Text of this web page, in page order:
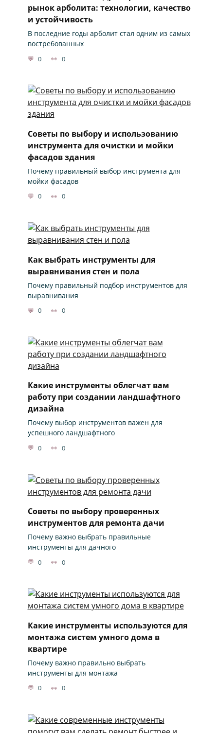
рынок арболита: технологии, качество
и устойчивость
В последние годы арболит стал одним из самых
востребованных
0 0
Советы по выбору и использованию
инструмента для очистки и мойки
фасадов здания
Почему правильный выбор инструмента для
мойки фасадов
0 0
Как выбрать инструменты для
выравнивания стен и пола
Почему правильный подбор инструментов для
выравнивания
0 0
Какие инструменты облегчат вам
работу при создании ландшафтного
дизайна
Почему выбор инструментов важен для
успешного ландшафтного
0 0
Советы по выбору проверенных
инструментов для ремонта дачи
Почему важно выбрать правильные
инструменты для дачного
0 0
Какие инструменты используются для
монтажа систем умного дома в
квартире
Почему важно правильно выбрать
инструменты для монтажа
0 0